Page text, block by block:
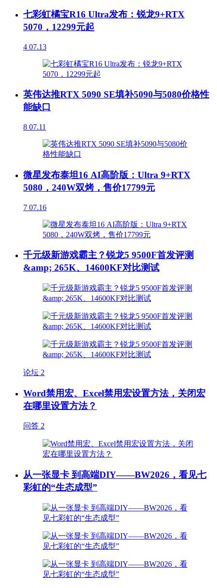
七彩虹橘宝R16 Ultra发布：锐龙9+RTX
5070，12299元起
4 07.13
英伟达推RTX 5090 SE填补5090与5080价格性
能缺口
8 07.11
微星发布泰坦16 AI高阶版：Ultra 9+RTX
5080，240W双烤，售价17799元
7 07.16
千元级新游戏霸主？锐龙5 9500F首发评测
&amp; 265K、14600KF对比测试
论坛 2
Word禁用宏、Excel禁用宏设置方法，关闭宏
在哪里设置方法？
问答 2
从一张显卡 到高端DIY——BW2026，看见七
彩虹的“生态成型”